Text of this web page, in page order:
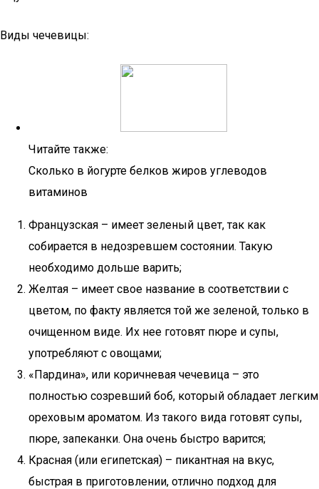
Виды чечевицы:
Читайте также:
Сколько в йогурте белков жиров углеводов
витаминов
Французская – имеет зеленый цвет, так как
собирается в недозревшем состоянии. Такую
необходимо дольше варить;
Желтая – имеет свое название в соответствии с
цветом, по факту является той же зеленой, только в
очищенном виде. Их нее готовят пюре и супы,
употребляют с овощами;
«Пардина», или коричневая чечевица – это
полностью созревший боб, который обладает легким
ореховым ароматом. Из такого вида готовят супы,
пюре, запеканки. Она очень быстро варится;
Красная (или египетская) – пикантная на вкус,
быстрая в приготовлении, отлично подход для